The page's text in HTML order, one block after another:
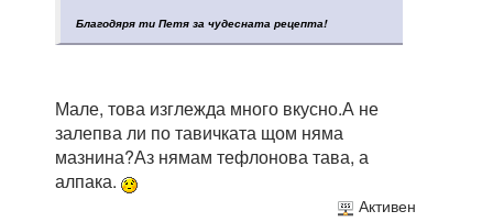
Благодяря ти Петя за чудесната рецепта!
Мале, това изглежда много вкусно.А не
залепва ли по тавичката щом няма
мазнина?Аз нямам тефлонова тава, а
алпака.
Активен